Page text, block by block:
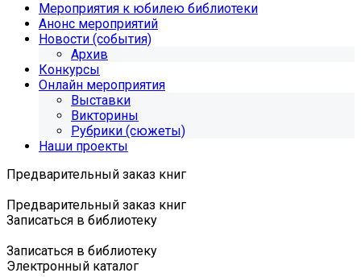
Мероприятия к юбилею библиотеки
Анонс мероприятий
Новости (события)
Архив
Конкурсы
Онлайн мероприятия
Выставки
Викторины
Рубрики (сюжеты)
Наши проекты
Предварительный заказ книг
Предварительный заказ книг
Записаться в библиотеку
Записаться в библиотеку
Электронный каталог